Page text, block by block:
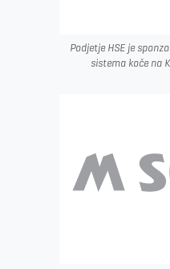
Podjetje HSE je
sistema koče na